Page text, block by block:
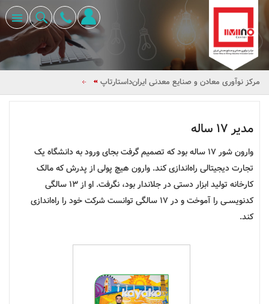
مرکز نوآوری معادن و صنایع معدنی ایرانداستارتاپ
مدیر 17 ساله
وارون شور 17 ساله بود که تصمیم گرفت بجای ورود به دانشگاه یک
تجارت دیجیتالی راه‌اندازی کند. وارون هیچ پولی از پدرش که مالک
کارخانه تولید ابزار دستی در جلاندار بود، نگرفت. او از 13 سالگی
کدنویســی را آموخت و در 17 سالگی توانست شرکت خود را راه‌اندازی
کند.